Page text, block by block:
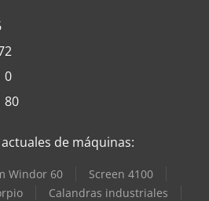
0
80
de máquinas:
Windor 60
Screen 4100
Calandras industriales